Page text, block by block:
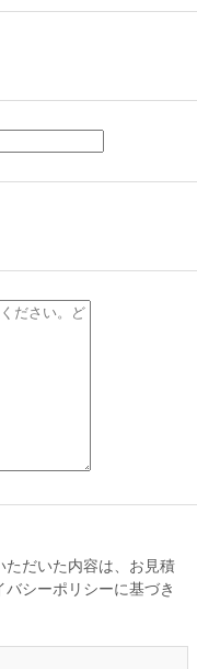
ただいた内容は、お見積
シーポリシーに基づき